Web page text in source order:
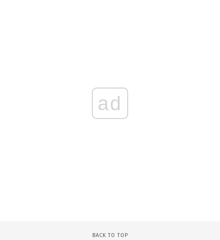
ad
BACK TO TOP